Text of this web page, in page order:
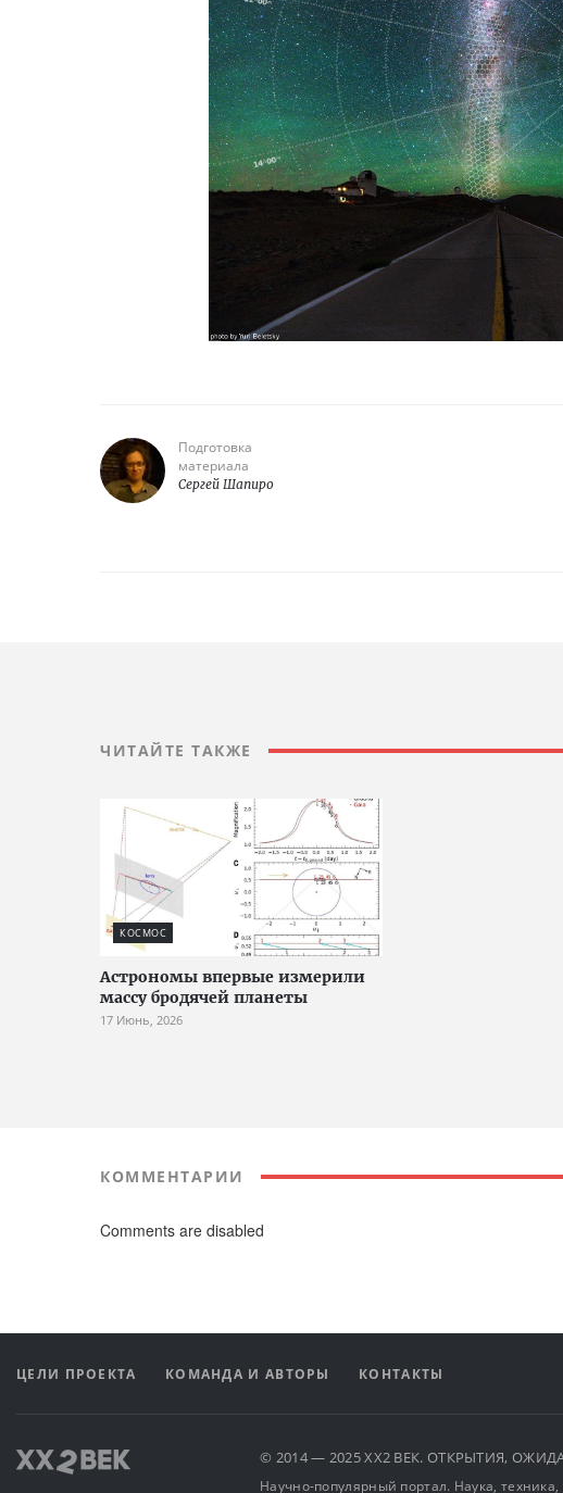
Подготовка
материала
Сергей Шапиро
ЧИТАЙТЕ ТАКЖЕ
КОСМОС
Астрономы впервые измерили
массу бродячей планеты
17 Июнь, 2026
КОММЕНТАРИИ
Comments are disabled
ЦЕЛИ ПРОЕКТА КОМАНДА И АВТОРЫ КОНТАКТЫ
© 2014 — 2025 XX2 ВЕК. ОТКРЫТИЯ,
Научно-популярный портал. Наука,